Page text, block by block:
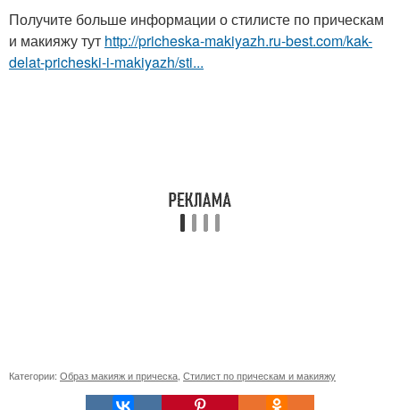
Получите больше информации о стилисте по прическам
и макияжу тут http://pricheska-makiyazh.ru-best.com/kak-
delat-pricheski-i-makiyazh/sti...
Категории: Образ макияж и прическа Стилист по прическам и макияжу